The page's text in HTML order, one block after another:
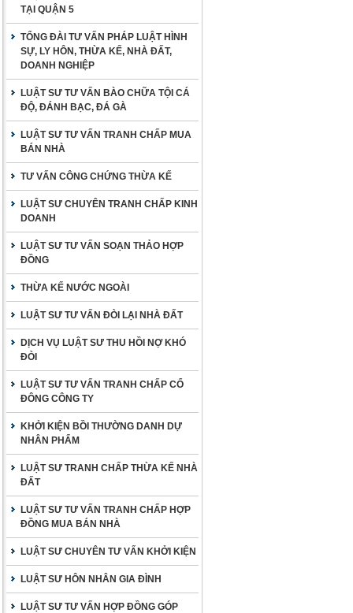
TẠI QUẬN 5
TỔNG ĐÀI TƯ VẤN PHÁP LUẬT HÌNH
SỰ, LY HÔN, THỪA KẾ, NHÀ ĐẤT,
DOANH NGHIỆP
LUẬT SƯ TƯ VẤN BÀO CHỮA TỘI CÁ
ĐỘ, ĐÁNH BẠC, ĐÁ GÀ
LUẬT SƯ TƯ VẤN TRANH CHẤP MUA
BÁN NHÀ
TƯ VẤN CÔNG CHỨNG THỪA KẾ
LUẬT SƯ CHUYÊN TRANH CHẤP KINH
DOANH
LUẬT SƯ TƯ VẤN SOẠN THẢO HỢP
ĐỒNG
THỪA KẾ NƯỚC NGOÀI
LUẬT SƯ TƯ VẤN ĐÒI LẠI NHÀ ĐẤT
DỊCH VỤ LUẬT SƯ THU HỒI NỢ KHÓ
ĐÒI
LUẬT SƯ TƯ VẤN TRANH CHẤP CỔ
ĐÔNG CÔNG TY
KHỞI KIỆN BỒI THƯỜNG DANH DỰ
NHÂN PHẨM
LUẬT SƯ TRANH CHẤP THỪA KẾ NHÀ
ĐẤT
LUẬT SƯ TƯ VẤN TRANH CHẤP HỢP
ĐỒNG MUA BÁN NHÀ
LUẬT SƯ CHUYÊN TƯ VẤN KHỞI KIỆN
LUẬT SƯ HÔN NHÂN GIA ĐÌNH
LUẬT SƯ TƯ VẤN HỢP ĐỒNG GÓP